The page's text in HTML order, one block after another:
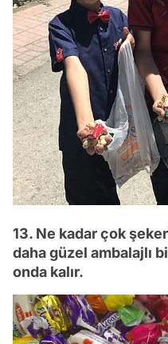
13. Ne kadar çok
daha güzel ambalajlı
onda kalır.